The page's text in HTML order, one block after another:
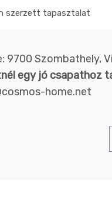
szerzett tapasztalat
9700 Szombathely,
egy jó csapathoz
home.net